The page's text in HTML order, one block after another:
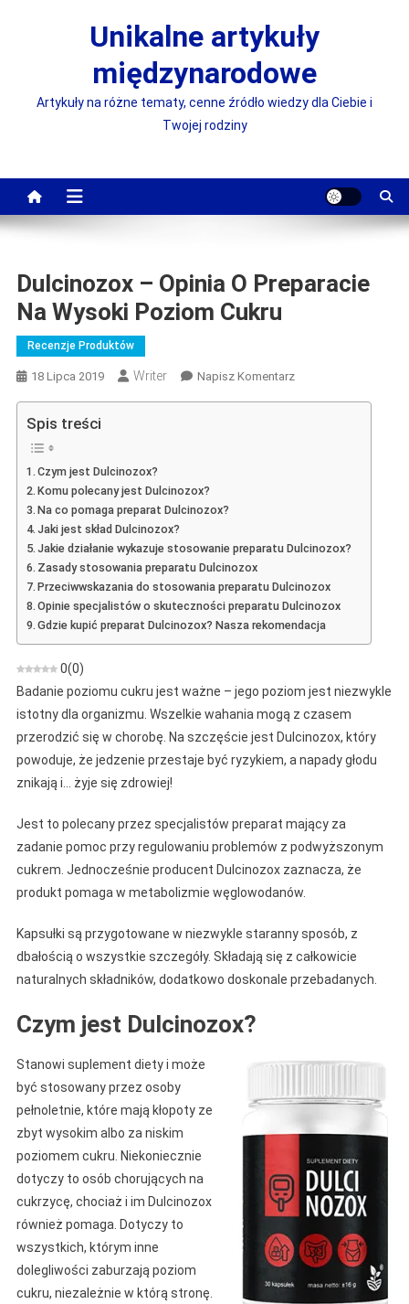
Unikalne artykuły
międzynarodowe
Artykuły na różne tematy, cenne źródło wiedzy dla Ciebie i
Twojej rodziny
Dulcinozox – Opinia O Preparacie
Na Wysoki Poziom Cukru
Recenzje Produktów
18 Lipca 2019 Writer Napisz KomentarzOn
Poziom
Spis treści
Czym jest Dulcinozox?
Komu polecany jest Dulcinozox?
Na co pomaga preparat Dulcinozox?
Jaki jest skład Dulcinozox?
Jakie działanie wykazuje stosowanie preparatu Dulcinozox?
Zasady stosowania preparatu Dulcinozox
Przeciwwskazania do stosowania preparatu Dulcinozox
Opinie specjalistów o skuteczności preparatu Dulcinozox
Gdzie kupić preparat Dulcinozox? Nasza rekomendacja
0(0)
Badanie poziomu cukru jest ważne – jego poziom jest niezwykle
istotny dla organizmu. Wszelkie wahania mogą z czasem
przerodzić się w chorobę. Na szczęście jest Dulcinozox, który
powoduje, że jedzenie przestaje być ryzykiem, a napady głodu
znikają i… żyje się zdrowiej!
Jest to polecany przez specjalistów preparat mający za
zadanie pomoc przy regulowaniu problemów z podwyższonym
cukrem. Jednocześnie producent Dulcinozox zaznacza, że
produkt pomaga w metabolizmie węglowodanów.
Kapsułki są przygotowane w niezwykle staranny sposób, z
dbałością o wszystkie szczegóły. Składają się z całkowicie
naturalnych składników, dodatkowo doskonale przebadanych.
Czym jest Dulcinozox?
Stanowi suplement diety i może
być stosowany przez osoby
pełnoletnie, które mają kłopoty ze
zbyt wysokim albo za niskim
poziomem cukru. Niekoniecznie
dotyczy to osób chorujących na
cukrzycę, chociaż i im Dulcinozox
również pomaga. Dotyczy to
wszystkich, którym inne
dolegliwości zaburzają poziom
cukru, niezależnie w którą stronę.